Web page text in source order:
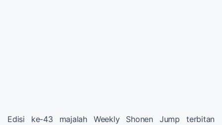
Edisi ke-43 majalah Weekly Shonen Jump terbitan